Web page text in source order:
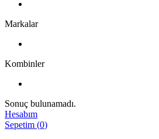
Markalar
Kombinler
Sonuç bulunamadı.
Hesabım
Sepetim (0)